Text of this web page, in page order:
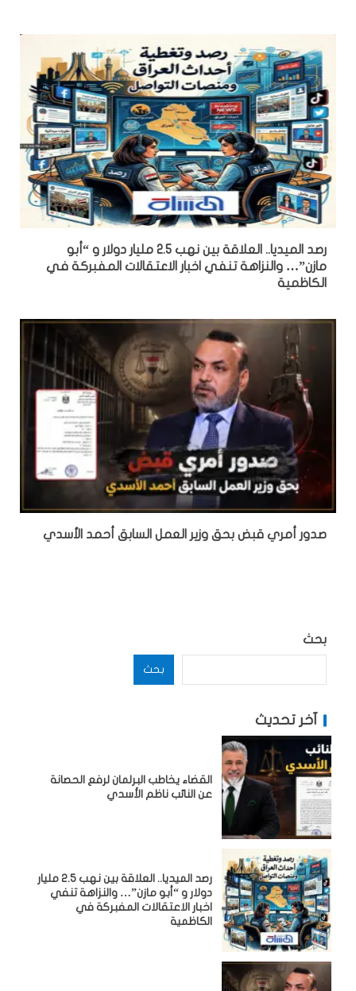
رصد الميديا.. العلاقة بين نهب 2.5 مليار دولار و “أبو
مازن”… والنزاهة تنفي اخبار الاعتقالات المفبركة في
الكاظمية
صدور أمري قبض بحق وزير العمل السابق أحمد الأسدي
بحث
بحث
آخر تحديث
القضاء يخاطب البرلمان لرفع الحصانة
عن النائب ناظم الأسدي
رصد الميديا.. العلاقة بين نهب 2.5 مليار
دولار و “أبو مازن”… والنزاهة تنفي
اخبار الاعتقالات المفبركة في
الكاظمية